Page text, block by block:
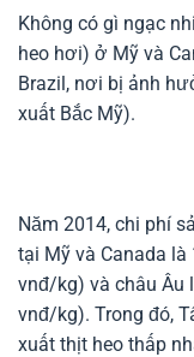
Không có gì ngạc
heo hơi) ở Mỹ và
Brazil, nơi bị ảnh
xuất Bắc Mỹ).
Năm 2014, chi phí
tại Mỹ và Canada
vnđ/kg) và châu Âu
vnđ/kg). Trong đó,
xuất thịt heo thấp